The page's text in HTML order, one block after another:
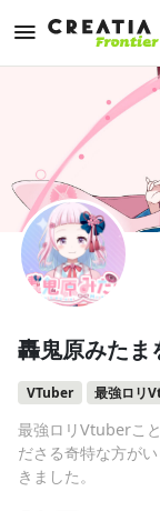
轟鬼原みたま
VTuber 最強ロリ
最強ロリVtuberこ
ださる奇特な方が
きました。